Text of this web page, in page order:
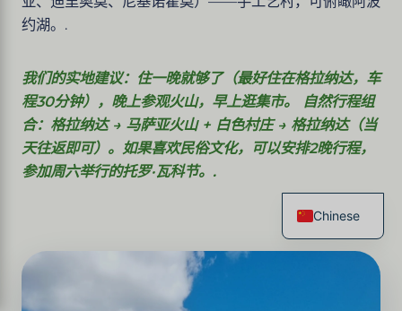
约湖。.
我们的实地建议：住一晚就够了（最好住在格拉纳达，车
程30分钟），晚上参观火山，早上逛集市。 自然行程组
合：格拉纳达 → 马萨亚火山 + 白色村庄 → 格拉纳达（当
天往返即可）。如果喜欢民俗文化，可以安排2晚行程，
参加周六举行的托罗·瓦科节。.
Chinese
French
English